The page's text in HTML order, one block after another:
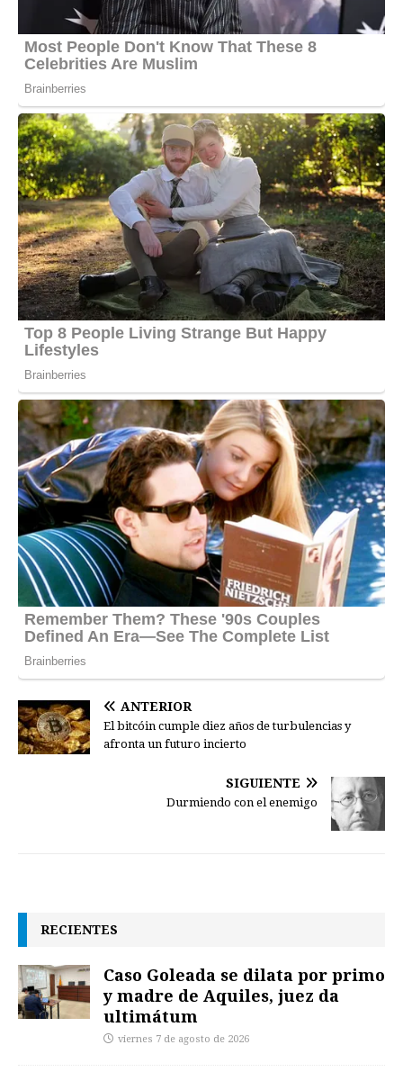
ANTERIOR
El bitcóin cumple diez años de turbulencias y
afronta un futuro incierto
SIGUIENTE
Durmiendo con el enemigo
RECIENTES
Caso Goleada se dilata por primo
y madre de Aquiles, juez da
ultimátum
viernes 7 de agosto de 2026